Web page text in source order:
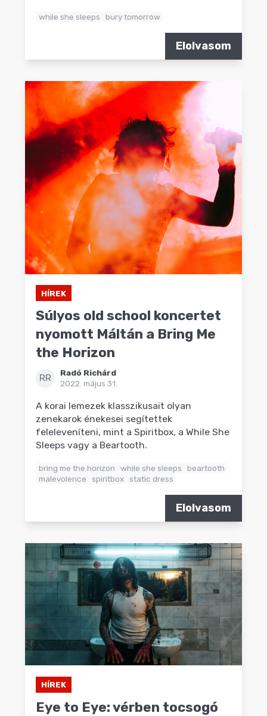
while she sleeps bury tomorrow
Elolvasom
HÍREK
Súlyos old school koncertet
nyomott Máltán a Bring Me
the Horizon
RR
Radó Richárd
2022. május 31.
A korai lemezek klasszikusait olyan
zenekarok énekesei segítettek
feleleveníteni, mint a Spiritbox, a While She
Sleeps vagy a Beartooth.
bring me the horizon while she sleeps
beartooth
malevolence
spiritbox static dress
Elolvasom
HÍREK
Eye to Eye: vérben tocsogó